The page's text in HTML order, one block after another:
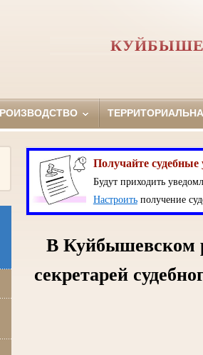
Получайте судебные
Будут приходить
Настроитьполучение
В Куйбышевском
секретарей